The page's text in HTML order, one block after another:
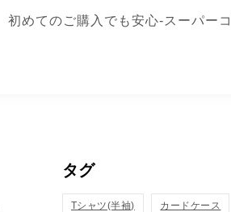
初めてのご購入でも安心-スーパー
タグ
Tシャツ(半袖) カードケース